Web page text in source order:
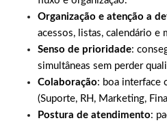
Organização e atenção a
acessos, listas, calendário e
Senso de prioridade:
simultâneas sem perder
Colaboração: boa interface
(Suporte, RH, Marketing,
Postura de atendimento: